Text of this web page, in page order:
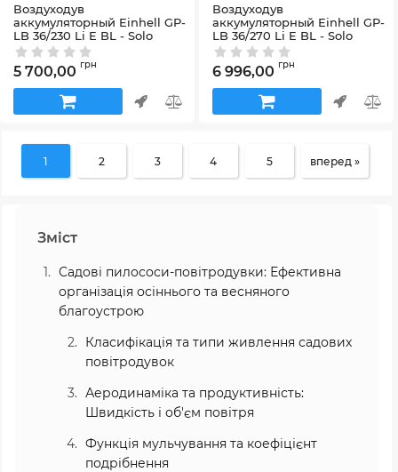
Воздуходув
аккумуляторный Einhell GP-
LB 36/230 Li E BL - Solo
(3433650)
Артикул: 3433650
5 700,00 грн
Воздуходув
аккумуляторный Einhell GP-
LB 36/270 Li E BL - Solo
(3433570)
Артикул: 3433570
6 996,00 грн
1 2 3 4 5 вперед »
Зміст
Садові пилососи-повітродувки: Ефективна
організація осіннього та весняного
благоустрою
Класифікація та типи живлення садових
повітродувок
Аеродинаміка та продуктивність:
Швидкість і об'єм повітря
Функція мульчування та коефіцієнт
подрібнення